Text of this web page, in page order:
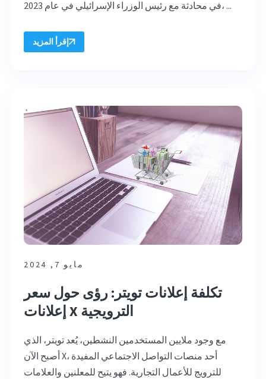
في محادثة مع رئيس الوزراء الإسرائيلي في عام 2023، ...
إقرأ المزيد
مايو 7, 2024
تكلفة إعلانات تويتر: رؤى حول سعر
إعلانات X الترويجية
مع وجود ملايين المستخدمين النشطين، يُعد تويتر، الذي
أصبح الآن X، أحد منصات التواصل الاجتماعي المفيدة
للترويج للأعمال التجارية. فهو يتيح للمعلنين والعلامات